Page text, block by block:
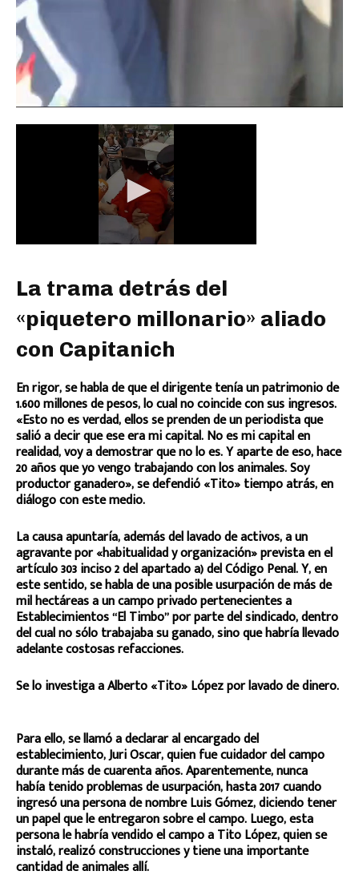
La trama detrás del
«piquetero millonario» aliado
con Capitanich
En rigor, se habla de que el dirigente tenía un patrimonio de
1.600 millones de pesos, lo cual no coincide con sus ingresos.
«Esto no es verdad, ellos se prenden de un periodista que
salió a decir que ese era mi capital. No es mi capital en
realidad, voy a demostrar que no lo es. Y aparte de eso, hace
20 años que yo vengo trabajando con los animales. Soy
productor ganadero», se defendió «Tito» tiempo atrás, en
diálogo con este medio.
La causa apuntaría, además del lavado de activos, a un
agravante por «habitualidad y organización» prevista en el
artículo 303 inciso 2 del apartado a) del Código Penal. Y, en
este sentido, se habla de una posible usurpación de más de
mil hectáreas a un campo privado pertenecientes a
Establecimientos “El Timbo” por parte del sindicado, dentro
del cual no sólo trabajaba su ganado, sino que habría llevado
adelante costosas refacciones.
Se lo investiga a Alberto «Tito» López por lavado de dinero.
Para ello, se llamó a declarar al encargado del
establecimiento, Juri Oscar, quien fue cuidador del campo
durante más de cuarenta años. Aparentemente, nunca
había tenido problemas de usurpación, hasta 2017 cuando
ingresó una persona de nombre Luis Gómez, diciendo tener
un papel que le entregaron sobre el campo. Luego, esta
persona le habría vendido el campo a Tito López, quien se
instaló, realizó construcciones y tiene una importante
cantidad de animales allí.